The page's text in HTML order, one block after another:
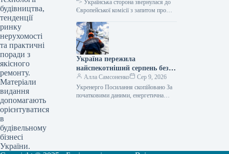
будівництва,
тенденції
ринку
нерухомості
та практичні
поради з
якісного
ремонту.
Матеріали
видання
допомагають
орієнтуватися
в
будівельному
бізнесі
України.
сільськогосподарським
заблоковані порти.
“> Українська сторона звернулася до
Європейської комісії з запитом про
безповоротної фінансової допомоги.
Ця…
Україна пережила
найспекотніший серпень без
відключень електроенергії –
заявив Шмигаль.
Алла Самсоненко
Сер 9, 2026
Укренерго Посилання скопійовано За
початковими даними, енергетична